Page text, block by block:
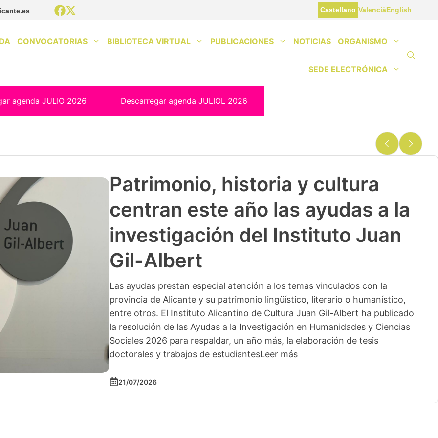
Castellano ValenciàEnglish
CONVOCATORIAS BIBLIOTECA VIRTUAL PUBLICACIONES NOTICIAS ORGANISMO
SEDE ELECTRÓNICA
agenda JULIO 2026 Descarregar agenda JULIOL 2026
Patrimonio, historia y cultura
centran este año las ayudas a la
investigación del Instituto Juan
Gil-Albert
Las ayudas prestan especial atención a los temas vinculados con la
provincia de Alicante y su patrimonio lingüístico, literario o humanístico,
entre otros. El Instituto Alicantino de Cultura Juan Gil-Albert ha publicado
la resolución de las Ayudas a la Investigación en Humanidades y Ciencias
Sociales 2026 para respaldar, un año más, la elaboración de tesis
doctorales y trabajos de estudiantesLeer más
21/07/2026